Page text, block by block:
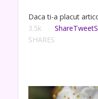
Daca ti-a placut
3.5k
SHARES
ShareTweet